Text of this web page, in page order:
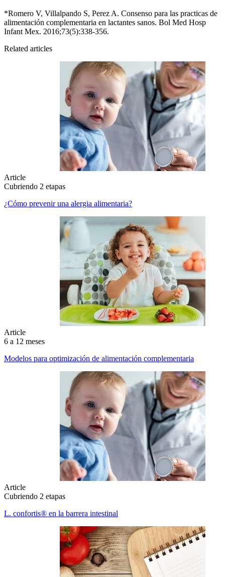
*Romero V, Villalpando S, Perez A. Consenso para las practicas de
alimentación complementaria en lactantes sanos. Bol Med Hosp
Infant Mex. 2016;73(5):338-356.
Related articles
Article
Cubriendo 2 etapas
¿Cómo prevenir una alergia alimentaria?
Article
6 a 12 meses
Modelos para optimización de alimentación complementaria
Article
Cubriendo 2 etapas
L. confortis® en la barrera intestinal